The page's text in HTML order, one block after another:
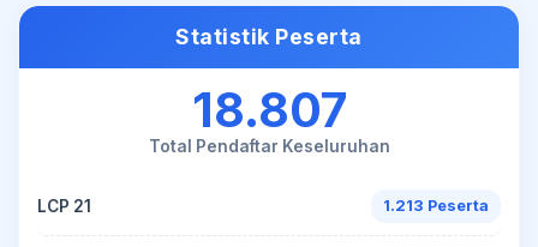
Statistik Peserta
18.807
Total Pendaftar Keseluruhan
LCP 21 1.213 Peserta